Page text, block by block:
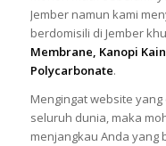
Jember namun kami
berdomisili di Jember
Membrane, Kanopi
Polycarbonate.
Mengingat website
seluruh dunia, maka
menjangkau Anda yang